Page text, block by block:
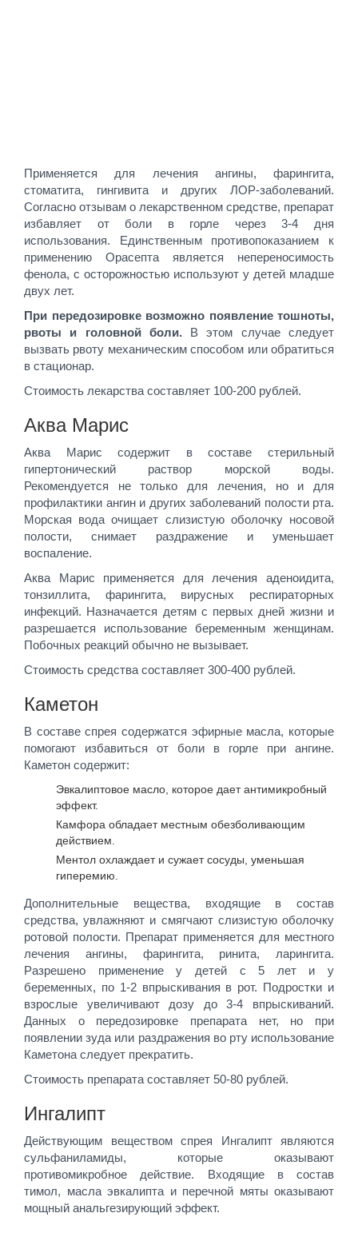
Применяется для лечения ангины, фарингита,
стоматита, гингивита и других ЛОР-заболеваний.
Согласно отзывам о лекарственном средстве, препарат
избавляет от боли в горле через 3-4 дня
использования. Единственным противопоказанием к
применению Орасепта является непереносимость
фенола, с осторожностью используют у детей младше
двух лет.
При передозировке возможно появление тошноты,
рвоты и головной боли. В этом случае следует
вызвать рвоту механическим способом или обратиться
в стационар.
Стоимость лекарства составляет 100-200 рублей.
Аква Марис
Аква Марис содержит в составе стерильный
гипертонический раствор морской воды.
Рекомендуется не только для лечения, но и для
профилактики ангин и других заболеваний полости рта.
Морская вода очищает слизистую оболочку носовой
полости, снимает раздражение и уменьшает
воспаление.
Аква Марис применяется для лечения аденоидита,
тонзиллита, фарингита, вирусных респираторных
инфекций. Назначается детям с первых дней жизни и
разрешается использование беременным женщинам.
Побочных реакций обычно не вызывает.
Стоимость средства составляет 300-400 рублей.
Каметон
В составе спрея содержатся эфирные масла, которые
помогают избавиться от боли в горле при ангине.
Каметон содержит:
Эвкалиптовое масло, которое дает антимикробный
эффект.
Камфора обладает местным обезболивающим
действием.
Ментол охлаждает и сужает сосуды, уменьшая
гиперемию.
Дополнительные вещества, входящие в состав
средства, увлажняют и смягчают слизистую оболочку
ротовой полости. Препарат применяется для местного
лечения ангины, фарингита, ринита, ларингита.
Разрешено применение у детей с 5 лет и у
беременных, по 1-2 впрыскивания в рот. Подростки и
взрослые увеличивают дозу до 3-4 впрыскиваний.
Данных о передозировке препарата нет, но при
появлении зуда или раздражения во рту использование
Каметона следует прекратить.
Стоимость препарата составляет 50-80 рублей.
Ингалипт
Действующим веществом спрея Ингалипт являются
сульфаниламиды, которые оказывают
противомикробное действие. Входящие в состав
тимол, масла эвкалипта и перечной мяты оказывают
мощный анальгезирующий эффект.